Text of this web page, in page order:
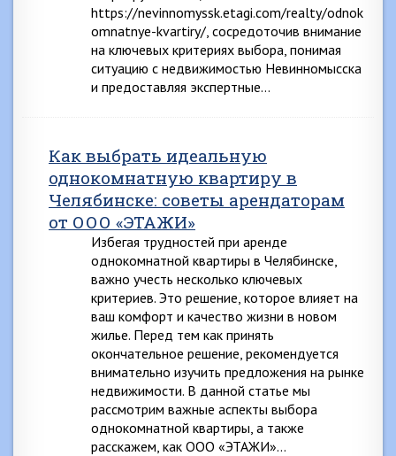
https://nevinnomyssk.etagi.com/realty/odnok
omnatnye-kvartiry/, сосредоточив внимание
на ключевых критериях выбора, понимая
ситуацию с недвижимостью Невинномысска
и предоставляя экспертные…
Как выбрать идеальную
однокомнатную квартиру в
Челябинске: советы арендаторам
от ООО «ЭТАЖИ»
Избегая трудностей при аренде
однокомнатной квартиры в Челябинске,
важно учесть несколько ключевых
критериев. Это решение, которое влияет на
ваш комфорт и качество жизни в новом
жилье. Перед тем как принять
окончательное решение, рекомендуется
внимательно изучить предложения на рынке
недвижимости. В данной статье мы
рассмотрим важные аспекты выбора
однокомнатной квартиры, а также
расскажем, как ООО «ЭТАЖИ»…